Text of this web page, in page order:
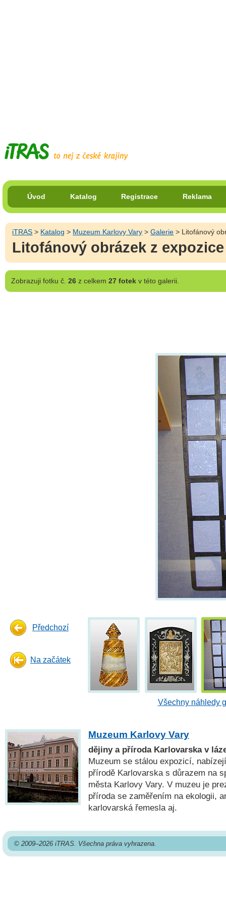
Úvod Katalog Registrace Reklama
iTRAS > Katalog > Muzeum Karlovy Vary >Galerie > Litofánový
Litofánový obrázek z
Zobrazujifotku č. 26z celkem 27 fotekv této galerii.
Předchozí
Na začátek
Všechny náhledy
Muzeum Karlovy Vary
dějiny a příroda Karlovarska v
Muzeum se stálou expozicí,
přírodě Karlovarska s důrazem na
města Karlovy Vary. V muzeu je
příroda se zaměřením na ekologii,
karlovarská řemesla aj.
© 2009–2026 iTRAS. Všechna práva vyhrazena.